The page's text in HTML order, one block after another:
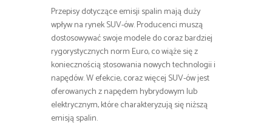
Przepisy dotyczące emisji spalin mają duży
wpływ na rynek SUV-ów. Producenci muszą
dostosowywać swoje modele do coraz bardziej
rygorystycznych norm Euro, co wiąże się z
koniecznością stosowania nowych technologii i
napędów. W efekcie, coraz więcej SUV-ów jest
oferowanych z napędem hybrydowym lub
elektrycznym, które charakteryzują się niższą
emisją spalin.